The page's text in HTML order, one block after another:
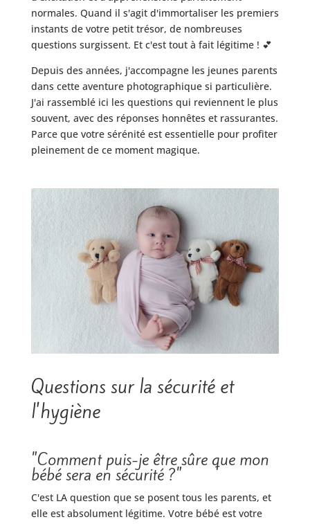
normales. Quand il s'agit d'immortaliser les premiers
instants de votre petit trésor, de nombreuses
questions surgissent. Et c'est tout à fait légitime ! 💕
Depuis des années, j'accompagne les jeunes parents
dans cette aventure photographique si particulière.
J'ai rassemblé ici les questions qui reviennent le plus
souvent, avec des réponses honnêtes et rassurantes.
Parce que votre sérénité est essentielle pour profiter
pleinement de ce moment magique.
Questions sur la sécurité et
l'hygiène
"Comment puis-je être sûre que mon
bébé sera en sécurité ?"
C'est LA question que se posent tous les parents, et
elle est absolument légitime. Votre bébé est votre